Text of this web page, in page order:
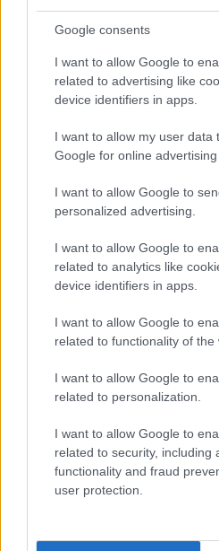
Google consents
I want to allow Google to
related to advertising like
device identifiers in apps.
I want to allow my user data
Google for online advertising
I want to allow Google to
personalized advertising.
I want to allow Google to
related to analytics like
device identifiers in apps.
I want to allow Google to
related to functionality of the
I want to allow Google to
related to personalization.
I want to allow Google to
related to security, including
functionality and fraud
user protection.
Μάνγκο αποξηραμένο
1,74 € – 17,40€
Μήλο αποξηραμένο
χωρίς ζάχαρη
1,25 € 12,50
Επιλογή